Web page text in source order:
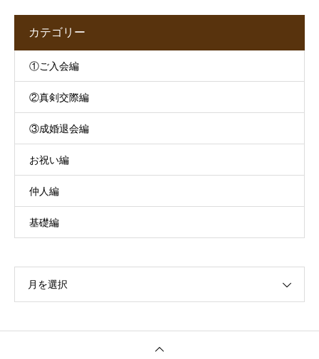
カテゴリー
①ご入会編
②真剣交際編
③成婚退会編
お祝い編
仲人編
基礎編
月を選択